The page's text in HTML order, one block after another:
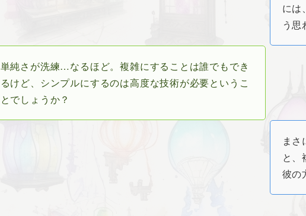
には
う思
単純さが洗練…なるほど。複雑にすることは誰でもでき
るけど、シンプルにするのは高度な技術が必要というこ
とでしょうか？
ま
と、
彼の